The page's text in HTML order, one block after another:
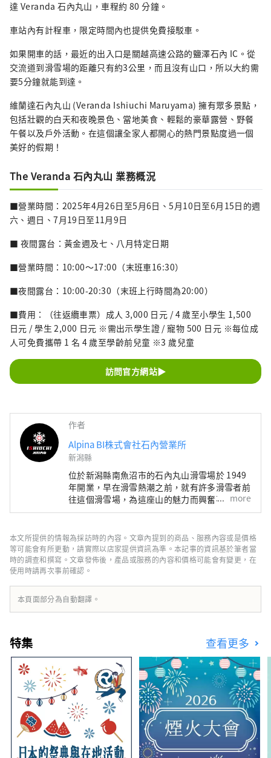
達 Veranda 石內丸山，車程約 80 分鐘。
車站內有計程車，限定時間內也提供免費接駁車。
如果開車的話，最近的出入口是關越高速公路的鹽澤石內 IC。從
交流道到滑雪場的距離只有約3公里，而且沒有山口，所以大約需
要5分鐘就能到達。
維蘭達石內丸山 (Veranda Ishiuchi Maruyama) 擁有眾多景點，
包括壯觀的白天和夜晚景色、當地美食、輕鬆的豪華露營、野餐
午餐以及戶外活動。在這個讓全家人都開心的熱門景點度過一個
美好的假期！
The Veranda 石內丸山 業務概況
■營業時間：2025年4月26日至5月6日、5月10日至6月15日的週
六、週日、7月19日至11月9日
■ 夜間露台：黃金週及七、八月特定日期
■營業時間：10:00～17:00（末班車16:30）
■夜間露台：10:00-20:30（末班上行時間為20:00）
■費用：（往返纜車票）成人 3,000 日元 / 4 歲至小學生 1,500
日元 / 學生 2,000 日元 ※需出示學生證 / 寵物 500 日元 ※每位成
人可免費攜帶 1 名 4 歲至學齡前兒童 ※3 歲兒童
訪問官方網站▶
作者
Alpina BI株式會社石內營業所
新潟縣
位於新潟縣南魚沼市的石內丸山滑雪場於 1949
年開業，早在滑雪熱潮之前，就有許多滑雪者前
往這個滑雪場，為這座山的魅力而興奮不已。
豐富的天然雪、魚沼平原和越後山脈的壯麗景
才能找到的特殊體驗，一如既往地受到許多雪山
愛好者的喜愛。 近年來，我們在保留傳統的同
時，引進了最先進的組合纜車「Sunrise
Express」等設備，即使是初學者也能安心地遊
覽雪山。 我們提供結合傳統與現代舒適的雪山
新魅力，以滿足時代的需求。 此外，從 2022 年
置，每次您造訪石打丸山都會有新的發現。
more
本文所提供的情報為採訪時的內容。文章內提到的商品、服務內容或是價格
等可能會有所更動，請實際以店家提供資訊為準。本記事的資訊基於筆者當
時的調查和撰寫。文章發佈後，產品或服務的內容和價格可能會有變更，在
使用時請再次事前確認。
本頁面部分為自動翻譯。
特集 查看更多